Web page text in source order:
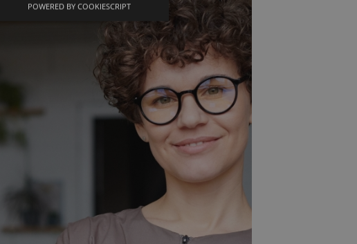
ENGLISH
POWERED BY COOKIESCRIPT